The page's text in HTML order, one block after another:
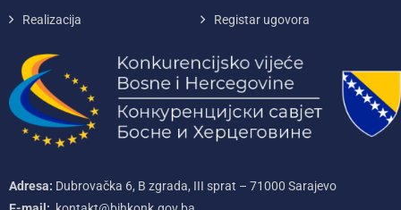
Realizacija Registar ugovora
Adresa: Dubrovačka 6, B zgrada, III sprat – 71000‌ Sarajevo